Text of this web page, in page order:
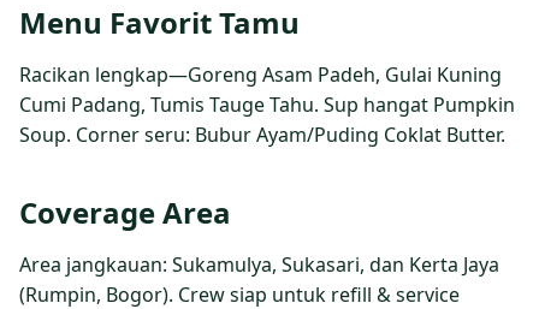
Menu Favorit Tamu
Racikan lengkap—Goreng Asam Padeh, Gulai Kuning
Cumi Padang, Tumis Tauge Tahu. Sup hangat Pumpkin
Soup. Corner seru: Bubur Ayam/Puding Coklat Butter.
Coverage Area
Area jangkauan: Sukamulya, Sukasari, dan Kerta Jaya
(Rumpin, Bogor). Crew siap untuk refill & service